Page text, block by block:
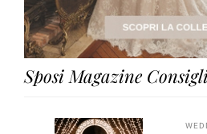
Sposi Magazine